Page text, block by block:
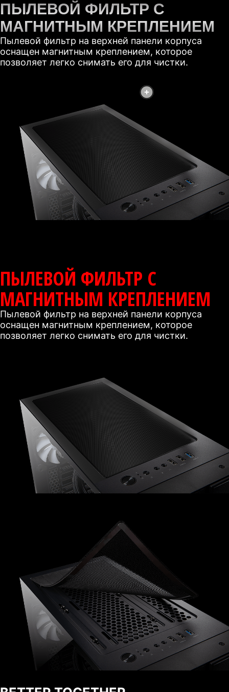
ПЫЛЕВОЙ ФИЛЬТР С
МАГНИТНЫМ КРЕПЛЕНИЕМ
Пылевой фильтр на верхней панели корпуса
оснащен магнитным креплением, которое
позволяет легко снимать его для чистки.
ПЫЛЕВОЙ ФИЛЬТР С
МАГНИТНЫМ КРЕПЛЕНИЕМ
Пылевой фильтр на верхней панели корпуса
оснащен магнитным креплением, которое
позволяет легко снимать его для чистки.